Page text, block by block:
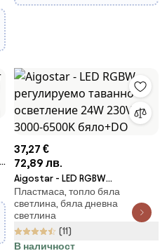
37,27 €
72,89 лв.
Aigostar - LED RGBW
регулируемо таванно
осветление 24W 230V 3000-
6500K бяло+DO
Пластмаса, топло бяла
светлина, бяла дневна
светлина
(11)
В наличност